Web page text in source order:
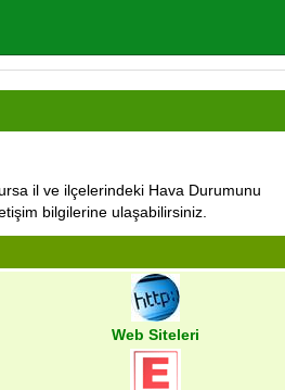
il ve ilçelerindeki Hava Durumunu
bilgilerine ulaşabilirsiniz.
Web Siteleri